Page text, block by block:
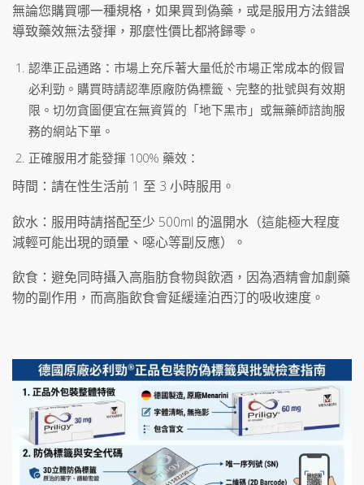
無論您購買哪一種規格，如果買到偽藥，或是服用方法錯誤
導致藥效無法發揮，那麼性價比都將歸零。
認準正品通路：市場上充斥著大量低於市場正常成本的假冒
必利勁。購買時請認準原廠防偽標籤、完整的批號與有效期
限。切勿貪圖便宜在無資質的「地下黑市」或無藥師諮詢服
務的網站下單。
正確服用才能發揮 100% 藥效：
時間：請在性生活前 1 至 3 小時服用。
飲水：服用時請搭配至少 500ml 的溫開水（這能極大程度
減輕可能出現的頭暈、噁心等副反應）。
飲食：避免同時攝入高脂肪食物與飲酒，因為酒精會加劇藥
物的副作用，而高脂飲食會延緩達泊西汀的吸收速度。